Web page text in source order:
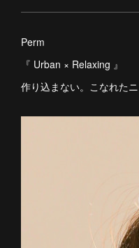
Perm
『 Urban × Relaxing 』
作り込まない。こなれた